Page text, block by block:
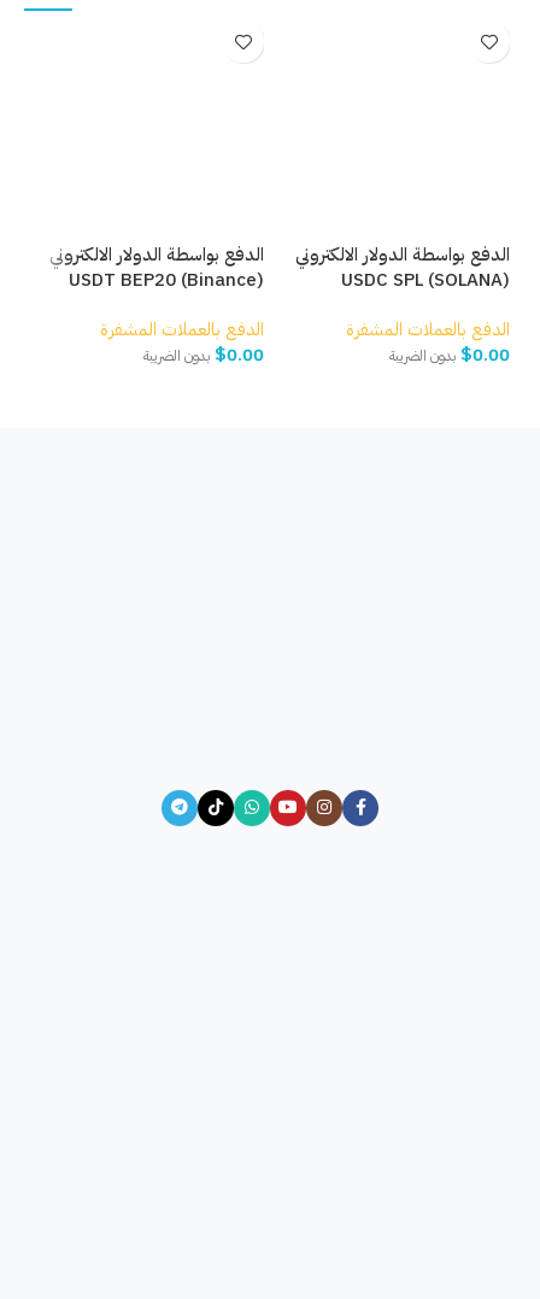
الدفع بواسطة الدولار الالكتروني
USDC SPL (SOLANA)
الدفع بالعملات المشفرة
$0.00 بدون الضريبة
الدفع بواسطة الدولار الالكتروني
USDT BEP20 (Binance)
الدفع بالعملات المشفرة
$0.00 بدون الضريبة